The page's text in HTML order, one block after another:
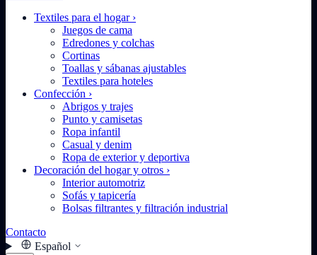
Textiles para el hogar ›
Juegos de cama
Edredones y colchas
Cortinas
Toallas y sábanas ajustables
Textiles para hoteles
Confección ›
Abrigos y trajes
Punto y camisetas
Ropa infantil
Casual y denim
Ropa de exterior y deportiva
Decoración del hogar y otros ›
Interior automotriz
Sofás y tapicería
Bolsas filtrantes y filtración industrial
Contacto
Español